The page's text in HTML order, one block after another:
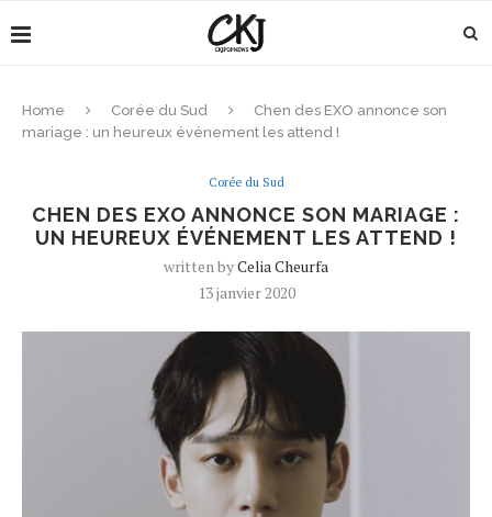
Home Corée du Sud
Chen des EXO annonce son
mariage : un heureux événement les attend !
Corée du Sud
CHEN DES EXO ANNONCE SON MARIAGE :
UN HEUREUX ÉVÉNEMENT LES ATTEND !
written byCelia Cheurfa
13 janvier 2020